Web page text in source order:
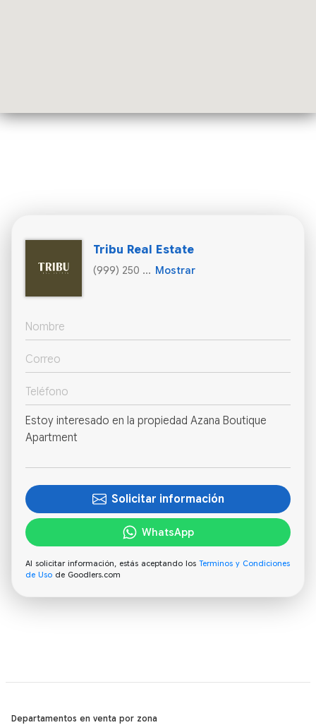
Tribu Real Estate
(999) 250 ... Mostrar
Solicitar información
WhatsApp
Al solicitar información, estás aceptando los Terminos y Condiciones
de Uso de Goodlers.com
Departamentos en venta por zona